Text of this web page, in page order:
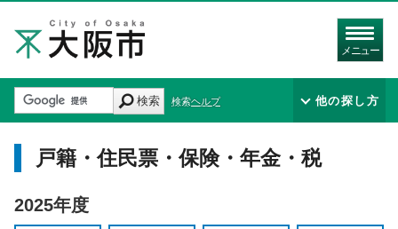
メニュー
検索 検索ヘルプ 他の探し方
戸籍・住民票・保険・年金・税
2025年度